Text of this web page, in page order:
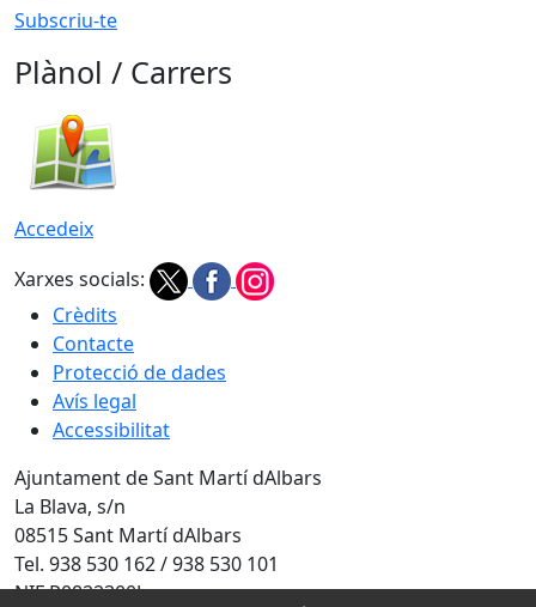
Subscriu-te
Plànol / Carrers
Accedeix
Xarxes socials:
Crèdits
Contacte
Protecció de dades
Avís legal
Accessibilitat
Ajuntament de Sant Martí dAlbars
La Blava, s/n
08515 Sant Martí dAlbars
Tel. 938 530 162 / 938 530 101
NIF P0822300J